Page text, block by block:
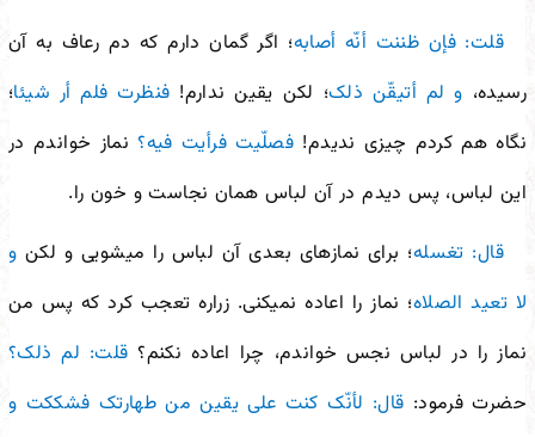
قلت: فإن ظننت أنّه أصابه؛ اگر گمان دارم که دم رعاف به آن
رسیده، و لم أتیقّن ذلک؛ لکن یقین ندارم! فنظرت فلم أر شیئا؛
نگاه هم کردم چیزی ندیدم! فصلّیت فرأیت فیه؟نماز خواندم در
این لباس، پس دیدم در آن لباس همان نجاست و خون را.
قال: تغسله؛ برای نمازهای بعدی آن لباس را میشویی و لکن و
لا تعید الصلاه؛ نماز را اعاده نمیکنی. زراره تعجب کرد که پس من
نماز را در لباس نجس خواندم، چرا اعاده نکنم؟ قلت: لم ذلک؟
حضرت فرمود: قال: لأنّک کنت على یقین من طهارتک فشککت و